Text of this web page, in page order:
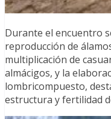
Durante el encuentro
reproducción de
multiplicación de
almácigos, y la
lombricompuesto,
estructura y fertilidad